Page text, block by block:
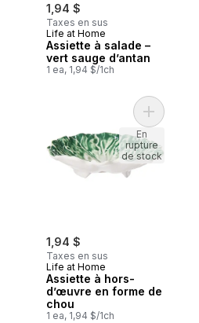
1,94 $
Taxes en sus
Life at Home
Assiette à salade –
vert sauge d’antan
1 ea, 1,94 $/1ch
Assiette plate – mangue au panier
1,94 $
Taxes en sus
Life at Home
Assiette à hors-
d’œuvre en forme de
chou
1 ea, 1,94 $/1ch
Ajouter
En
rupture
de stock